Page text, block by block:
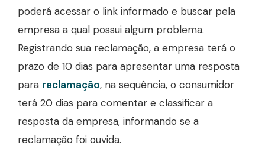
poderá acessar o link informado e buscar pela
empresa a qual possui algum problema.
Registrando sua reclamação, a empresa terá o
prazo de 10 dias para apresentar uma resposta
para reclamação, na sequência, o consumidor
terá 20 dias para comentar e classificar a
resposta da empresa, informando se a
reclamação foi ouvida.